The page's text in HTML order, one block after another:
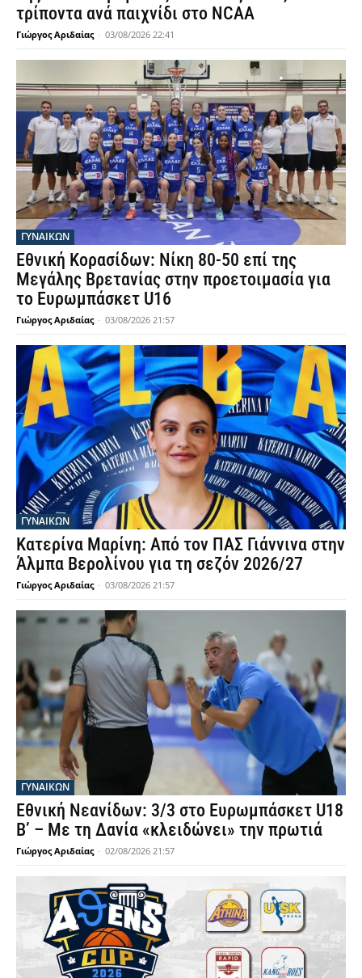
τρίποντα ανά παιχνίδι στο NCAA
Γιώργος Αριδαίας - 03/08/2026 22:41
ΓΥΝΑΙΚΩΝ
Εθνική Κορασίδων: Νίκη 80-50 επί της
Μεγάλης Βρετανίας στην προετοιμασία για
το Ευρωμπάσκετ U16
Γιώργος Αριδαίας - 03/08/2026 21:57
ΓΥΝΑΙΚΩΝ
Κατερίνα Μαρίνη: Από τον ΠΑΣ Γιάννινα στην
Άλμπα Βερολίνου για τη σεζόν 2026/27
Γιώργος Αριδαίας - 03/08/2026 21:57
ΓΥΝΑΙΚΩΝ
Εθνική Νεανίδων: 3/3 στο Ευρωμπάσκετ U18
Β’ – Με τη Δανία «κλειδώνει» την πρωτιά
Γιώργος Αριδαίας - 02/08/2026 21:57